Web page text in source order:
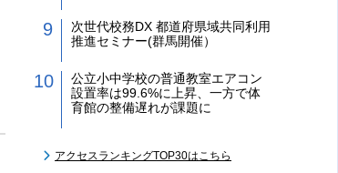
次世代校務DX 都道府県域共同利用
推進セミナー(群馬開催）
公立小中学校の普通教室エアコン
設置率は99.6%に上昇、一方で体
育館の整備遅れが課題に
アクセスランキングTOP30はこちら